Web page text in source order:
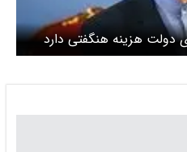
دولت هزینه هنگفتی دارد